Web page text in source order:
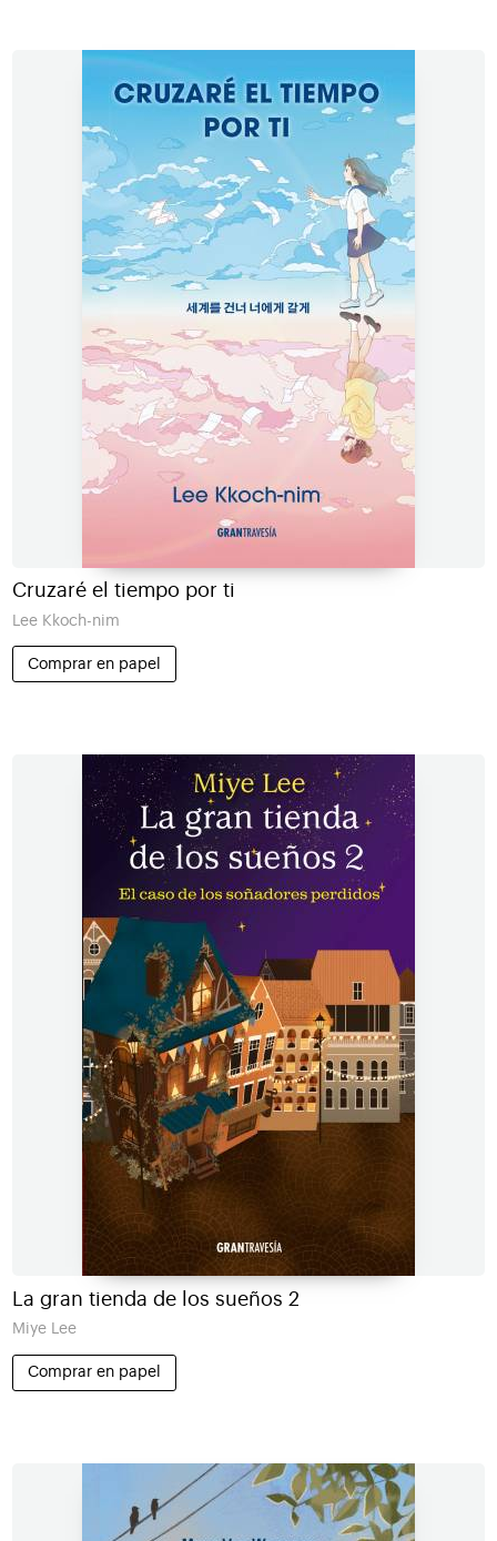
Cruzaré el tiempo por ti
Lee Kkoch-nim
Comprar en papel
La gran tienda de los sueños 2
Miye Lee
Comprar en papel